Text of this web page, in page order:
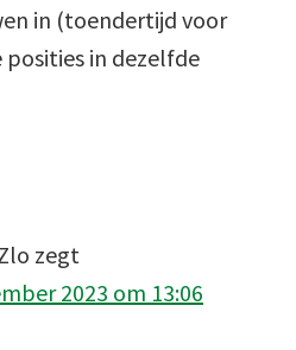
in (toendertijd voor
in dezelfde
zegt
2023 om 13:06